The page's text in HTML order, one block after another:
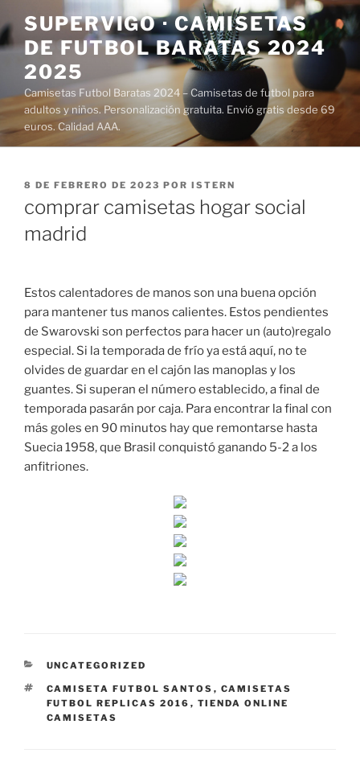
al
contenido
SUPERVIGO · CAMISETAS
DE FUTBOL BARATAS 2024
2025
Camisetas Futbol Baratas 2024 – Camisetas de futbol para
adultos y niños. Personalización gratuita. Envió gratis desde 69
euros. Calidad AAA.
PUBLICADO
8 DE FEBRERO DE 2023 POR ISTERN
comprar camisetas hogar social
madrid
Estos calentadores de manos son una buena opción
para mantener tus manos calientes. Estos pendientes
de Swarovski son perfectos para hacer un (auto)regalo
especial. Si la temporada de frío ya está aquí, no te
olvides de guardar en el cajón las manoplas y los
guantes. Si superan el número establecido, a final de
temporada pasarán por caja. Para encontrar la final con
más goles en 90 minutos hay que remontarse hasta
Suecia 1958, que Brasil conquistó ganando 5-2 a los
anfitriones.
CATEGORÍAS
UNCATEGORIZED
ETIQUETAS
CAMISETA FUTBOL SANTOS , CAMISETAS
FUTBOL REPLICAS 2016 , TIENDA ONLINE
CAMISETAS